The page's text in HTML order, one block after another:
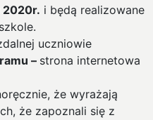
2020r. i będą realizowane
uczniowie
– strona internetowa
że wyrażają
że zapoznali się z